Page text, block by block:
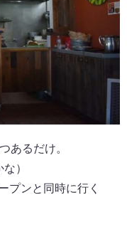
あるだけ。
）
プンと同時に行く